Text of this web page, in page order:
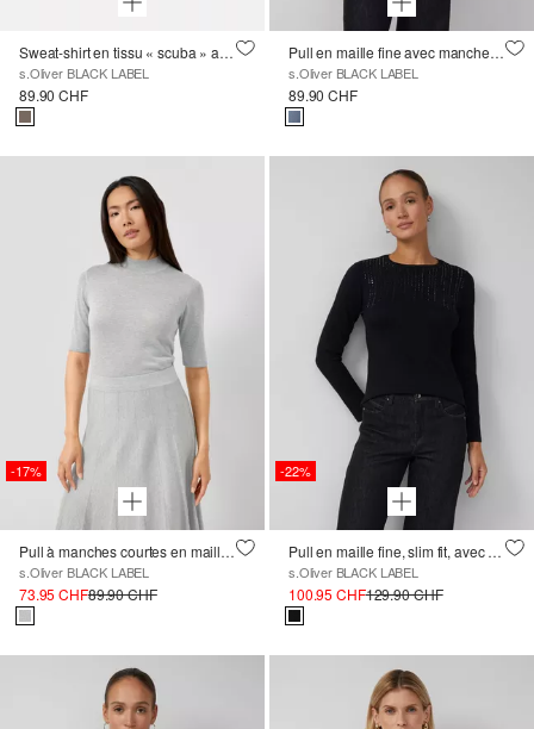
Sweat-shirt en tissu « scuba » avec détails plissés
s.Oliver BLACK LABEL
89.90 CHF
Pull en maille fine avec manches chauve-souris et détails ajourés
s.Oliver BLACK LABEL
89.90 CHF
-17%
Pull à manches courtes en maille fine avec fil pailleté en tissu légèrement transparent
s.Oliver BLACK LABEL
73.95 CHF89.90 CHF
-22%
Pull en maille fine, slim fit, avec pierres décoratives
s.Oliver BLACK LABEL
100.95 CHF129.90 CHF